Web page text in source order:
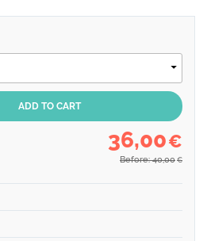
36,00€
Before: 40,00 €